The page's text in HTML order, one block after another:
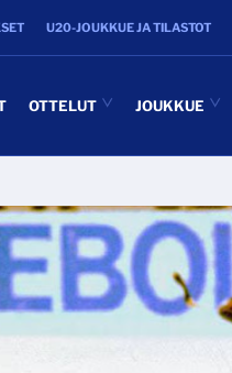
U20-JOUKKUE JA TILASTOT
OTTELUT JOUKKUE